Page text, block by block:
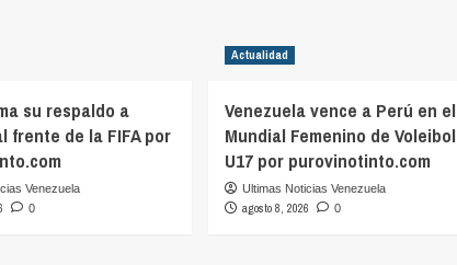
su respaldo a
frente de la FIFA por
Venezuela
0
Actualidad
Venezuela vence a Perú en el
Mundial Femenino de Voleibol
U17 por purovinotinto.com
Ultimas Noticias Venezuela
agosto 8, 2026 0